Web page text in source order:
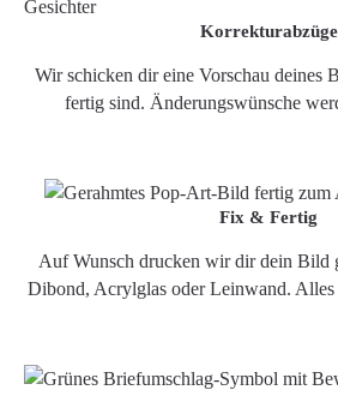
Korrekturabzüge
Wir schicken dir eine Vorschau deines
fertig sind. Änderungswünsche
Fix & Fertig
Auf Wunsch drucken wir dir dein Bild
Dibond, Acrylglas oder Leinwand.